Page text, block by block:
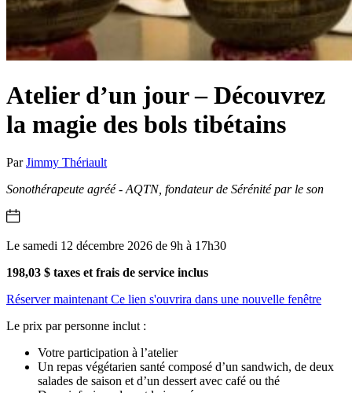
Atelier d’un jour – Découvrez
la magie des bols tibétains
ParJimmy Thériault
Sonothérapeute agréé - AQTN, fondateur de Sérénité par le son
Le samedi 12 décembre 2026 de 9h à 17h30
198,03 $ taxes et frais de service inclus
Réserver maintenant Ce lien s'ouvrira dans une nouvelle fenêtre
Le prix par personne inclut :
Votre participation à l’atelier
Un repas végétarien santé composé d’un sandwich, de deux
salades de saison et d’un dessert avec café ou thé